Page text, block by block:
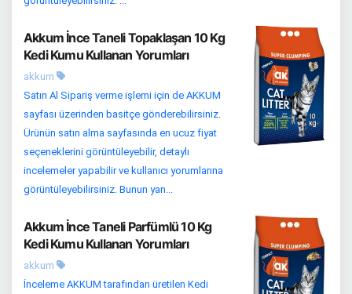
Akkum İnce Taneli Topaklaşan 10 Kg
Kedi Kumu Kullanan Yorumları
akkum
Satın Al Sipariş verme işlemi için de AKKUM
sayfası üzerinden basitçe gönderebilirsiniz.
Ürünün satın alma sayfasında en ucuz fiyat
seçeneklerini görüntüleyebilir, detaylı
incelemeler yapabilir ve kullanıcı yorumlarına
görüntüleyebilirsiniz. Bunun yan...
Akkum İnce Taneli Parfümlü 10 Kg
Kedi Kumu Kullanan Yorumları
akkum
İnceleme AKKUM tarafından üretilen Kedi